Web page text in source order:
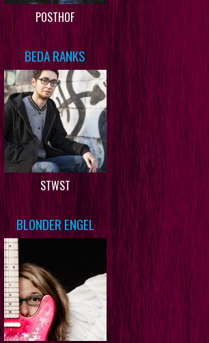
POSTHOF
BEDA RANKS
STWST
BLONDER ENGEL